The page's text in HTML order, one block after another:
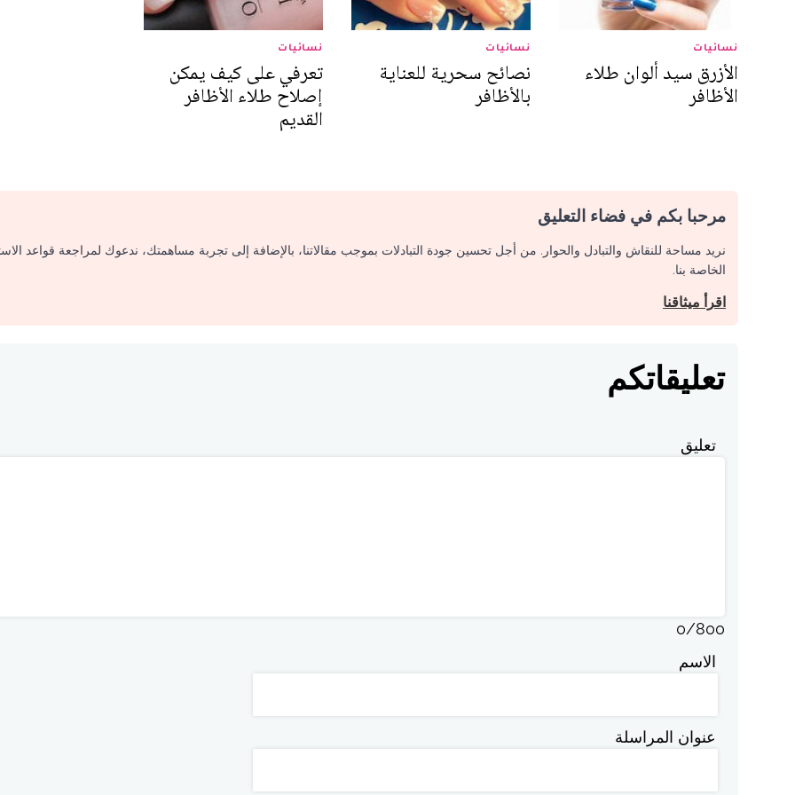
نسائيات
الأزرق سيد ألوان طلاء
الأظافر
نسائيات
نصائح سحرية للعناية
بالأظافر
نسائيات
تعرفي على كيف يمكن
إصلاح طلاء الأظافر
القديم
مرحبا بكم في فضاء التعليق
نريد مساحة للنقاش والتبادل والحوار. من أجل تحسين جودة التبادلات بموجب مقالاتنا، بالإضافة إلى تجربة مساهمتك، ندعوك لمراجعة قواعد
الخاصة بنا.
اقرأ ميثاقنا
تعليقاتكم
تعليق
0/800
الاسم
عنوان المراسلة